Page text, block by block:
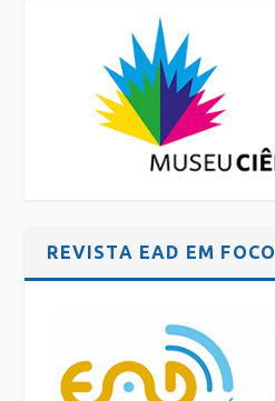
REVISTA EAD EM FOCO